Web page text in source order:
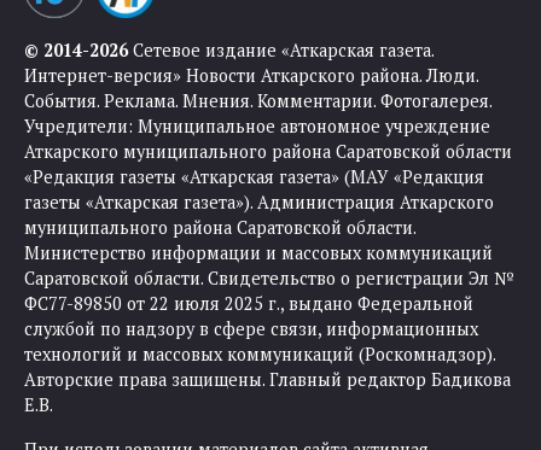
© 2014-2026Сетевое издание «Аткарская газета.
Интернет-версия» Новости Аткарского района. Люди.
События. Реклама. Мнения. Комментарии. Фотогалерея.
Учредители: Муниципальное автономное учреждение
Аткарского муниципального района Саратовской области
«Редакция газеты «Аткарская газета» (МАУ «Редакция
газеты «Аткарская газета»). Администрация Аткарского
муниципального района Саратовской области.
Министерство информации и массовых коммуникаций
Саратовской области. Свидетельство о регистрации Эл №
ФС77-89850 от 22 июля 2025 г., выдано Федеральной
службой по надзору в сфере связи, информационных
технологий и массовых коммуникаций (Роскомнадзор).
Авторские права защищены. Главный редактор Бадикова
Е.В.